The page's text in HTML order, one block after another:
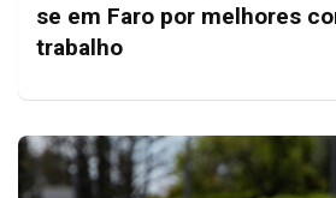
se em Faro por melhores
trabalho